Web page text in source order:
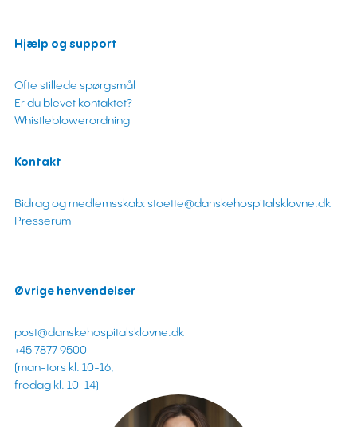
Hjælp og support
Ofte stillede spørgsmål
Er du blevet kontaktet?
Whistleblowerordning
Kontakt
Bidrag og medlemsskab: stoette@danskehospitalsklovne.dk
Presserum
Øvrige henvendelser
post@danskehospitalsklovne.dk
+45 7877 9500
(man-tors kl. 10-16,
fredag kl. 10-14)